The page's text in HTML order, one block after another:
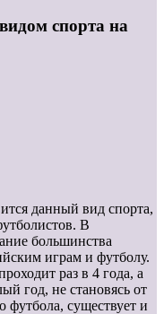
спорта на
данный вид спорта,
В
большинства
играм и футболу.
раз в 4 года, а
год, не становясь от
существует и